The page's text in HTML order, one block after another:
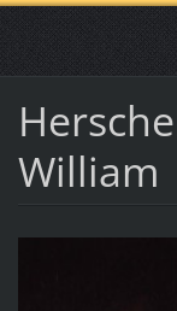
William